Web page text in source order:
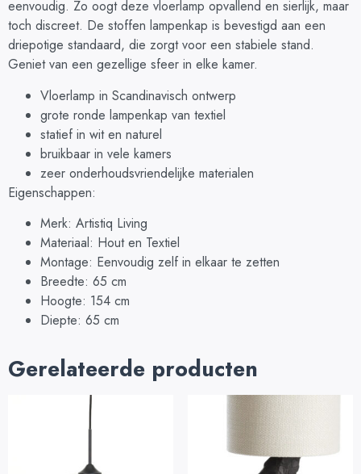
eenvoudig. Zo oogt deze vloerlamp opvallend en sierlijk, maar
toch discreet. De stoffen lampenkap is bevestigd aan een
driepotige standaard, die zorgt voor een stabiele stand.
Geniet van een gezellige sfeer in elke kamer.
Vloerlamp in Scandinavisch ontwerp
grote ronde lampenkap van textiel
statief in wit en naturel
bruikbaar in vele kamers
zeer onderhoudsvriendelijke materialen
Eigenschappen:
Merk: Artistiq Living
Materiaal: Hout en Textiel
Montage: Eenvoudig zelf in elkaar te zetten
Breedte: 65 cm
Hoogte: 154 cm
Diepte: 65 cm
Gerelateerde producten